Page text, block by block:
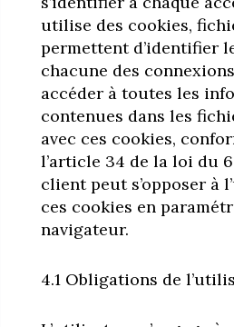
utilise des cookies,
permettent d’identifier
chacune des
accéder à toutes les
contenues dans les
avec ces cookies,
l’article 34 de la loi du 6
client peut s’opposer à
ces cookies en
navigateur.
4.1 Obligations de